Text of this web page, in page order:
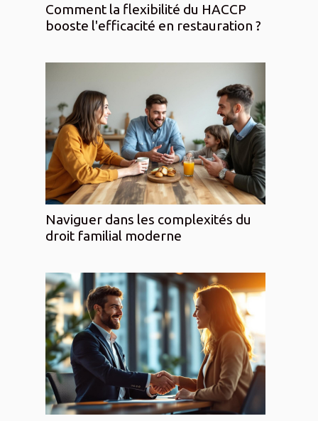
Comment la flexibilité du HACCP
booste l'efficacité en restauration ?
Naviguer dans les complexités du
droit familial moderne